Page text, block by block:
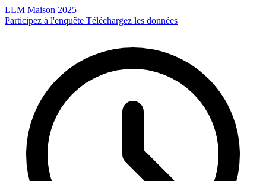
LLM Maison 2025
Participez à l'enquête Téléchargez les données